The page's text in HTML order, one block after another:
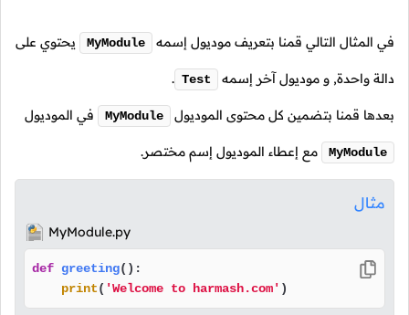
في المثال التالي قمنا بتعريف موديول إسمه MyModule يحتوي على
دالة واحدة, و موديول آخر إسمه Test
.
بعدها قمنا بتضمين كل محتوى الموديول MyModule في الموديول
MyModule مع إعطاء الموديول إسم مختصر.
مثال
MyModule.py
def greeting():
print( 'Welcome to harmash.com' )